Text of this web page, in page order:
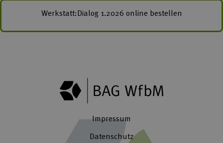
Werkstatt:Dialog 1.2026 online bestellen
Impressum
Datenschutz